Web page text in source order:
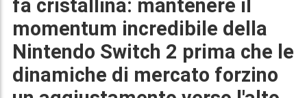
fa cristallina: mantenere il
momentum incredibile della
Nintendo Switch 2 prima che le
dinamiche di mercato forzino